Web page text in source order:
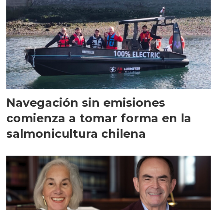
Navegación sin emisiones
comienza a tomar forma en la
salmonicultura chilena